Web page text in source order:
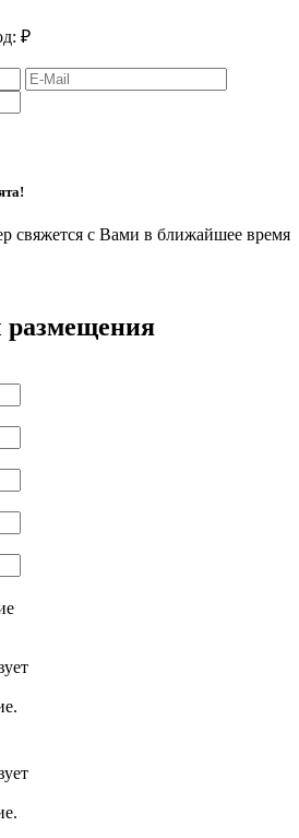
₽
свяжется с Вами в ближайшее время
размещения